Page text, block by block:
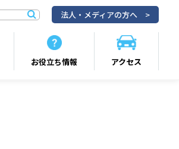
お役立ち情報 アクセス
法人・メディアの方へ